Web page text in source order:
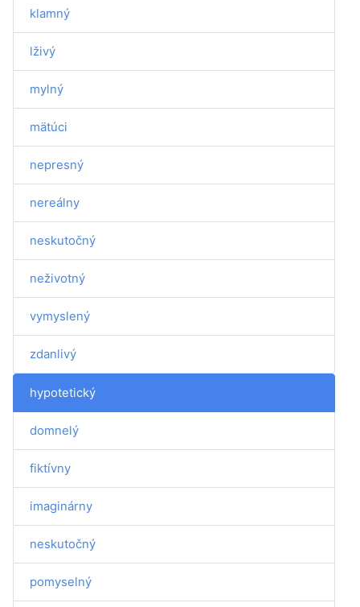
klamný
lživý
mylný
mätúci
nepresný
nereálny
neskutočný
neživotný
vymyslený
zdanlivý
hypotetický
domnelý
fiktívny
imaginárny
neskutočný
pomyselný